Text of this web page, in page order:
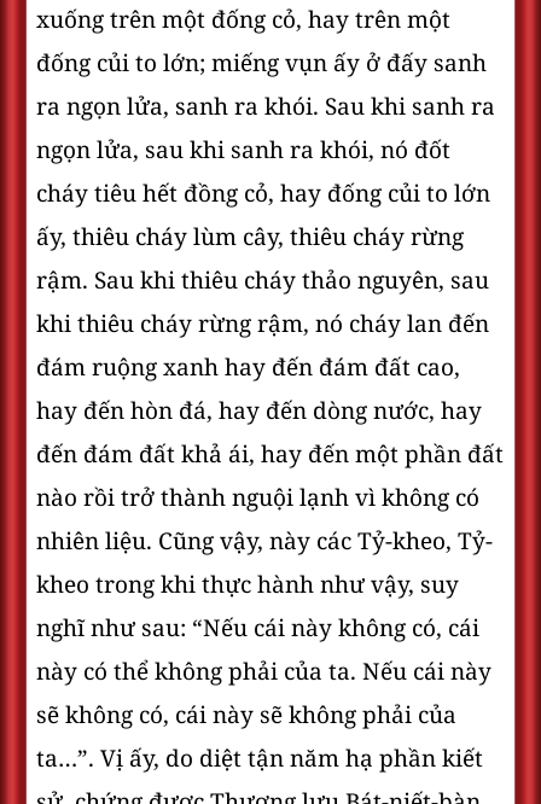
xuống trên một đống cỏ, hay trên một
đống củi to lớn; miếng vụn ấy ở đấy sanh
ra ngọn lửa, sanh ra khói. Sau khi sanh ra
ngọn lửa, sau khi sanh ra khói, nó đốt
cháy tiêu hết đồng cỏ, hay đống củi to lớn
ấy, thiêu cháy lùm cây, thiêu cháy rừng
rậm. Sau khi thiêu cháy thảo nguyên, sau
khi thiêu cháy rừng rậm, nó cháy lan đến
đám ruộng xanh hay đến đám đất cao,
hay đến hòn đá, hay đến dòng nước, hay
đến đám đất khả ái, hay đến một phần đất
nào rồi trở thành nguội lạnh vì không có
nhiên liệu. Cũng vậy, này các Tỷ-kheo, Tỷ-
kheo trong khi thực hành như vậy, suy
nghĩ như sau: “Nếu cái này không có, cái
này có thể không phải của ta. Nếu cái này
sẽ không có, cái này sẽ không phải của
ta…”. Vị ấy, do diệt tận năm hạ phần kiết